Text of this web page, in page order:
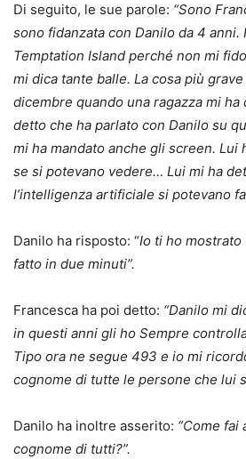
Di seguito, le sue parole: “Sono
sono fidanzata con Danilo da 4 anni.
Temptation Island perché non mi
mi dica tante balle. La cosa più
dicembre quando una ragazza mi ha
detto che ha parlato con Danilo su
mi ha mandato anche gli screen. Lui
se si potevano vedere… Lui mi ha
l’intelligenza artificiale si potevano
Danilo ha risposto: “Io ti ho mostrato
fatto in due minuti”.
Francesca ha poi detto: “Danilo mi
in questi anni gli ho Sempre
Tipo ora ne segue 493 e io mi
cognome di tutte le persone che lui
Danilo ha inoltre asserito: “Come fai
cognome di tutti?”.